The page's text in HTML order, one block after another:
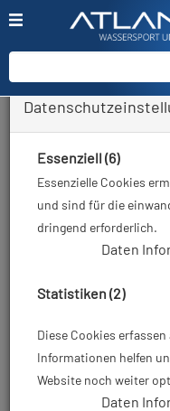
Essenziell (6)
Essenzielle Cookies
und sind für die
dringend erforderlich.
Daten
Statistiken (2)
Diese Cookies
Informationen helfen
Website noch weiter
Daten